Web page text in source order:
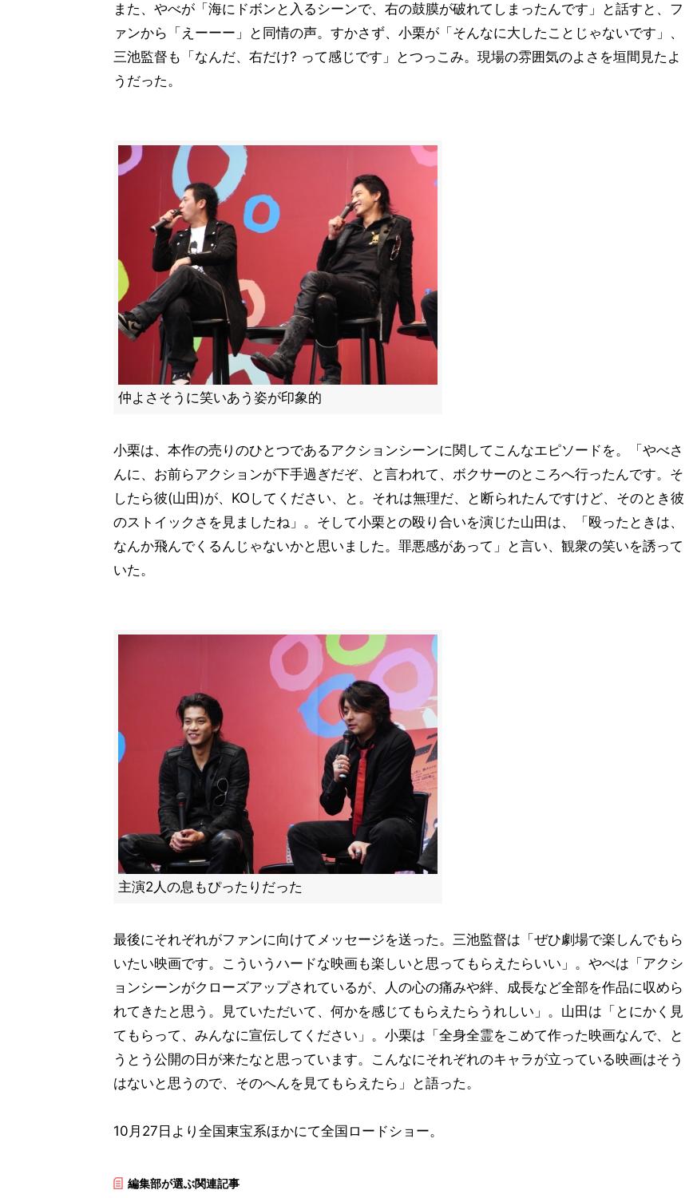
また、やべが「海にドボンと入るシーンで、右の鼓膜が破れてしまったんです」と話すと、フ
ァンから「えーーー」と同情の声。すかさず、小栗が「そんなに大したことじゃないです」、
三池監督も「なんだ、右だけ? って感じです」とつっこみ。現場の雰囲気のよさを垣間見たよ
うだった。
仲よさそうに笑いあう姿が印象的
小栗は、本作の売りのひとつであるアクションシーンに関してこんなエピソードを。「やべさ
んに、お前らアクションが下手過ぎだぞ、と言われて、ボクサーのところへ行ったんです。そ
したら彼(山田)が、KOしてください、と。それは無理だ、と断られたんですけど、そのとき彼
のストイックさを見ましたね」。そして小栗との殴り合いを演じた山田は、「殴ったときは、
なんか飛んでくるんじゃないかと思いました。罪悪感があって」と言い、観衆の笑いを誘って
いた。
主演2人の息もぴったりだった
最後にそれぞれがファンに向けてメッセージを送った。三池監督は「ぜひ劇場で楽しんでもら
いたい映画です。こういうハードな映画も楽しいと思ってもらえたらいい」。やべは「アクシ
ョンシーンがクローズアップされているが、人の心の痛みや絆、成長など全部を作品に収めら
れてきたと思う。見ていただいて、何かを感じてもらえたらうれしい」。山田は「とにかく見
てもらって、みんなに宣伝してください」。小栗は「全身全霊をこめて作った映画なんで、と
うとう公開の日が来たなと思っています。こんなにそれぞれのキャラが立っている映画はそう
はないと思うので、そのへんを見てもらえたら」と語った。
10月27日より全国東宝系ほかにて全国ロードショー。
編集部が選ぶ関連記事